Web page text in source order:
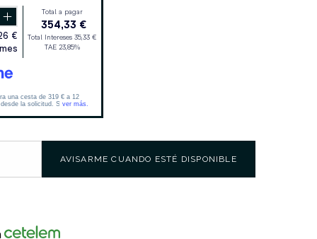
AVISARME CUANDO ESTÉ DISPONIBLE